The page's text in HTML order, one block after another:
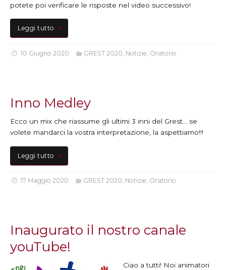
potete poi verificare le risposte nel video successivo!
Leggi tutto
10 Giugno 2020 GREST 2020 Notizie Oratorio
Inno Medley
Ecco un mix che riassume gli ultimi 3 inni del Grest… se
volete mandarci la vostra interpretazione, la aspettiamo!!!
Leggi tutto
17 Maggio 2020 GREST 2020 Notizie Oratorio
Inaugurato il nostro canale
youTube!
Ciao a tutti! Noi animatori